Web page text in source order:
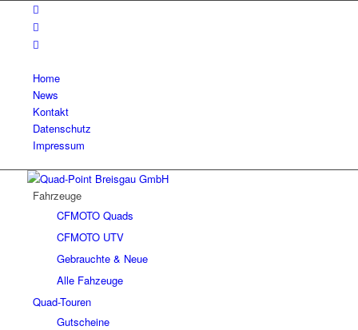
Home
News
Kontakt
Datenschutz
Impressum
Fahrzeuge
CFMOTO Quads
CFMOTO UTV
Gebrauchte & Neue
Alle Fahzeuge
Quad-Touren
Gutscheine